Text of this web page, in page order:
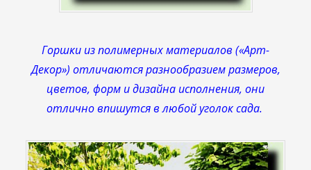
Горшки из полимерных материалов («Арт-
Декор») отличаются разнообразием размеров,
цветов, форм и дизайна исполнения, они
отлично впишутся в любой уголок сада.